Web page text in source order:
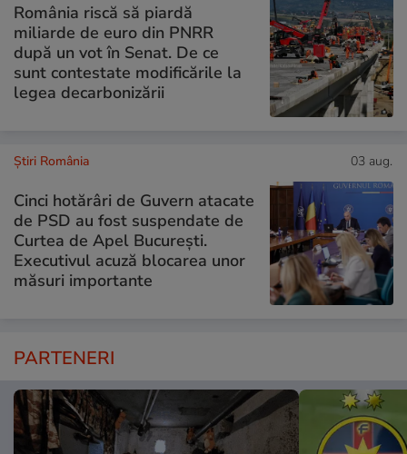
România riscă să piardă
miliarde de euro din PNRR
după un vot în Senat. De ce
sunt contestate modificările la
legea decarbonizării
Știri România 03 aug.
Cinci hotărâri de Guvern atacate
de PSD au fost suspendate de
Curtea de Apel București.
Executivul acuză blocarea unor
măsuri importante
PARTENERI